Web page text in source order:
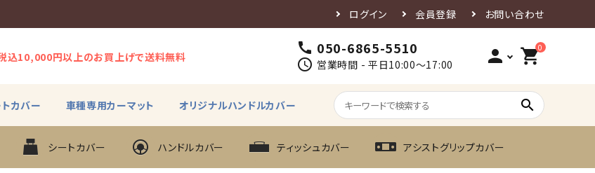
ログイン 会員登録 お問い合わせ
込10,000円以上のお買上げで送料無料
call 050-6865-5510
schedule 営業時間 - 平日10:00～17:00 person 0
shopping_cart
カバー 車種専用カーマット オリジナルハンドルカバー search
シートカバー ハンドルカバー ティッシュカバー アシストグリップカバー